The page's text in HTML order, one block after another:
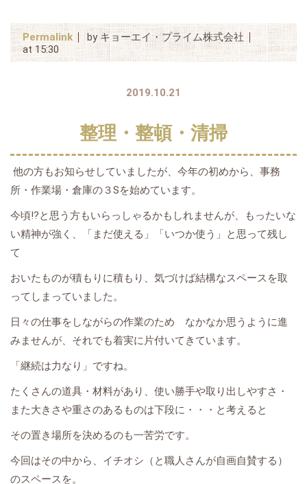
Permalink
by キョーエイ・プライム株式会社
at 15:30
2019.10.21
整理・整頓・清掃
他の方もお知らせしていましたが、今年の初めから、事務
所・作業場・倉庫の３Sを始めています。
今頃⁉と思う方もいらっしゃるかもしれませんが、もったいな
い精神が強く、「まだ使える」「いつか使う」と思って残し
て
おいたものが積もりに積もり、気づけば結構なスペースを取
ってしまっていました。
日々の仕事をしながらの作業のため なかなか思うように進
みませんが、それでも着実に片付いてきています。
「継続は力なり」ですね。
たくさんの道具・材料があり、使い勝手や取り出しやすさ・
また大きさや重さのあるものは下段に・・・と考えると
その置き場所を決めるのも一苦労です。
今回はその中から、イチオシ（と職人さんが自画自賛する）
のスペースを。